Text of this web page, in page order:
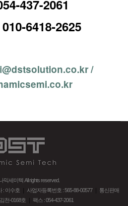
437-2061
6418-2625
/
세미텍 All rights reserved.
: 이수호 사업자등록번호 : 565-88-00577｜ 통신판매
천-0168호
팩스 : 054-437-2061